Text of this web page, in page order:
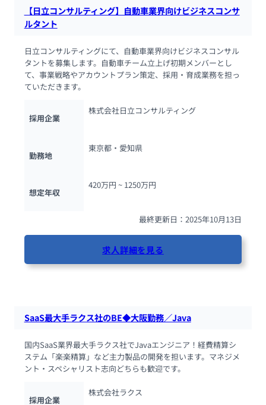
【日立コンサルティング】自動車業界向けビジネスコンサ
ルタント
日立コンサルティングにて、自動車業界向けビジネスコンサル
タントを募集します。自動車チーム立上げ初期メンバーとし
て、事業戦略やアカウントプラン策定、採用・育成業務を担っ
ていただきます。
採用企業
株式会社日立コンサルティング
勤務地
東京都・愛知県
想定年収
420万円 ~ 1250万円
最終更新日：2025年10月13日
求人詳細を見る
SaaS最大手ラクス社のBE◆大阪勤務／Java
国内SaaS業界最大手ラクス社でJavaエンジニア！経費精算シ
ステム「楽楽精算」など主力製品の開発を担います。マネジメ
ント・スペシャリスト志向どちらも歓迎です。
採用企業
株式会社ラクス